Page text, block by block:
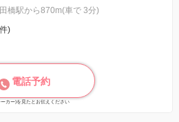
橋駅から870m(車で 3分)
)
電話予約
カー)を見たとお伝えください